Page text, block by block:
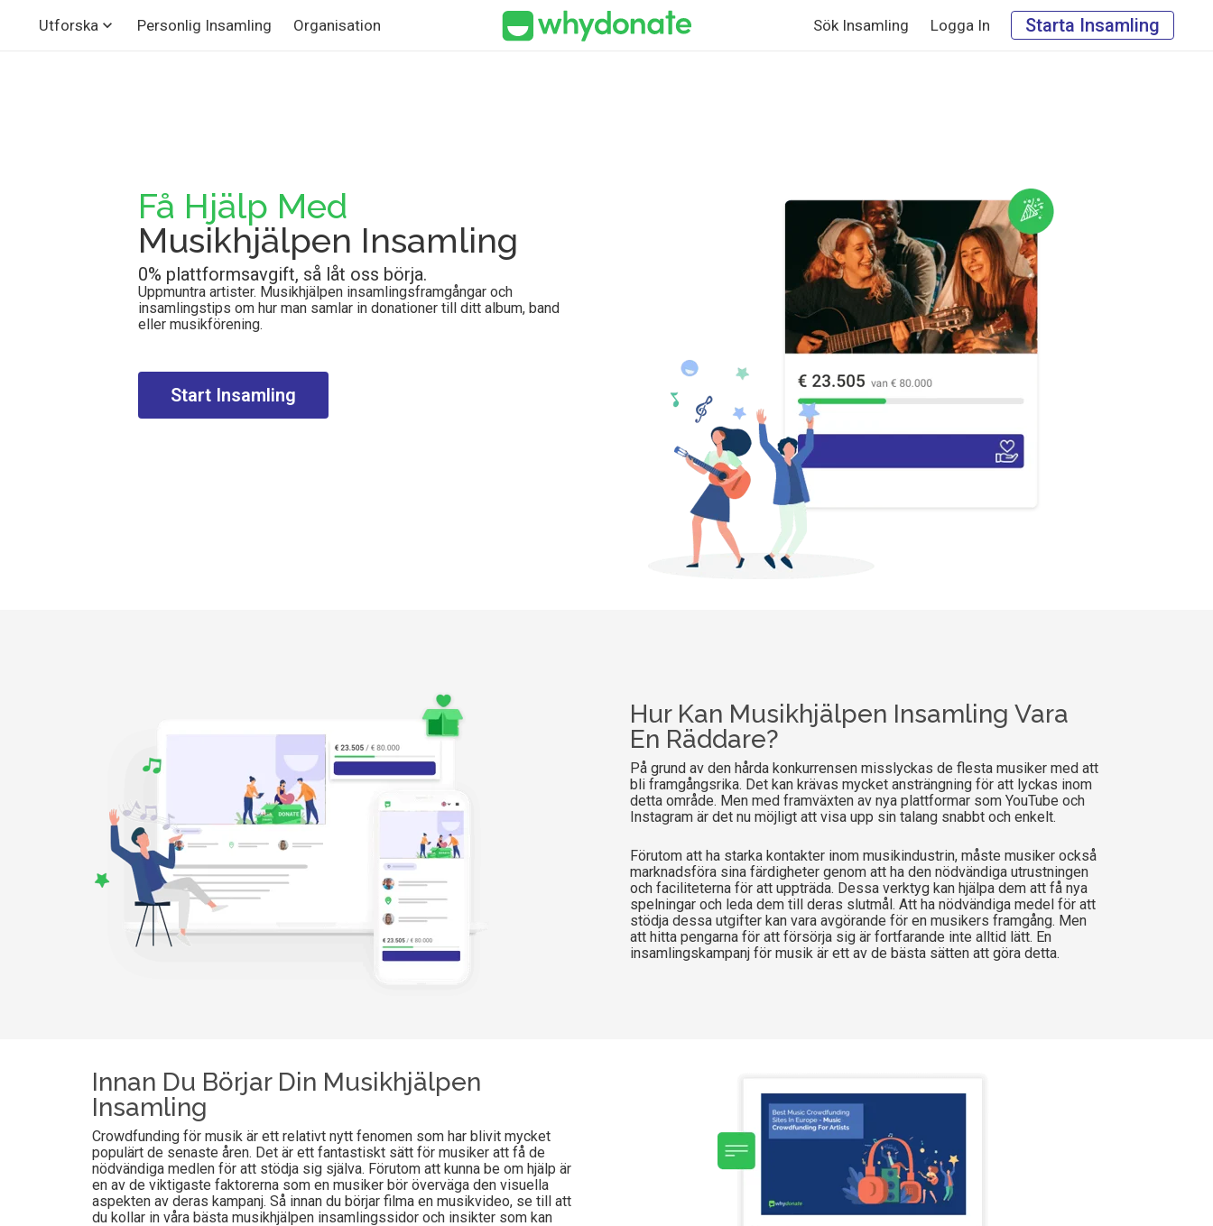
Utforska Personlig Insamling Organisation Sök Insamling Logga In Starta Insamling
Få Hjälp Med
Musikhjälpen Insamling
0% plattformsavgift, så låt oss börja.
Uppmuntra artister. Musikhjälpen insamlingsframgångar och
insamlingstips om hur man samlar in donationer till ditt album, band
eller musikförening.
Start Insamling
Hur Kan Musikhjälpen Insamling Vara
En Räddare?
På grund av den hårda konkurrensen misslyckas de flesta musiker med att
bli framgångsrika. Det kan krävas mycket ansträngning för att lyckas inom
detta område. Men med framväxten av nya plattformar som YouTube och
Instagram är det nu möjligt att visa upp sin talang snabbt och enkelt.
Förutom att ha starka kontakter inom musikindustrin, måste musiker också
marknadsföra sina färdigheter genom att ha den nödvändiga utrustningen
och faciliteterna för att uppträda. Dessa verktyg kan hjälpa dem att få nya
spelningar och leda dem till deras slutmål. Att ha nödvändiga medel för att
stödja dessa utgifter kan vara avgörande för en musikers framgång. Men
att hitta pengarna för att försörja sig är fortfarande inte alltid lätt. En
insamlingskampanj för musik är ett av de bästa sätten att göra detta.
Innan Du Börjar Din Musikhjälpen
Insamling
Crowdfunding för musik är ett relativt nytt fenomen som har blivit mycket
populärt de senaste åren. Det är ett fantastiskt sätt för musiker att få de
nödvändiga medlen för att stödja sig själva. Förutom att kunna be om hjälp är
en av de viktigaste faktorerna som en musiker bör överväga den visuella
aspekten av deras kampanj. Så innan du börjar filma en musikvideo, se till att
du kollar in våra bästa musikhjälpen insamlingssidor och insikter som kan